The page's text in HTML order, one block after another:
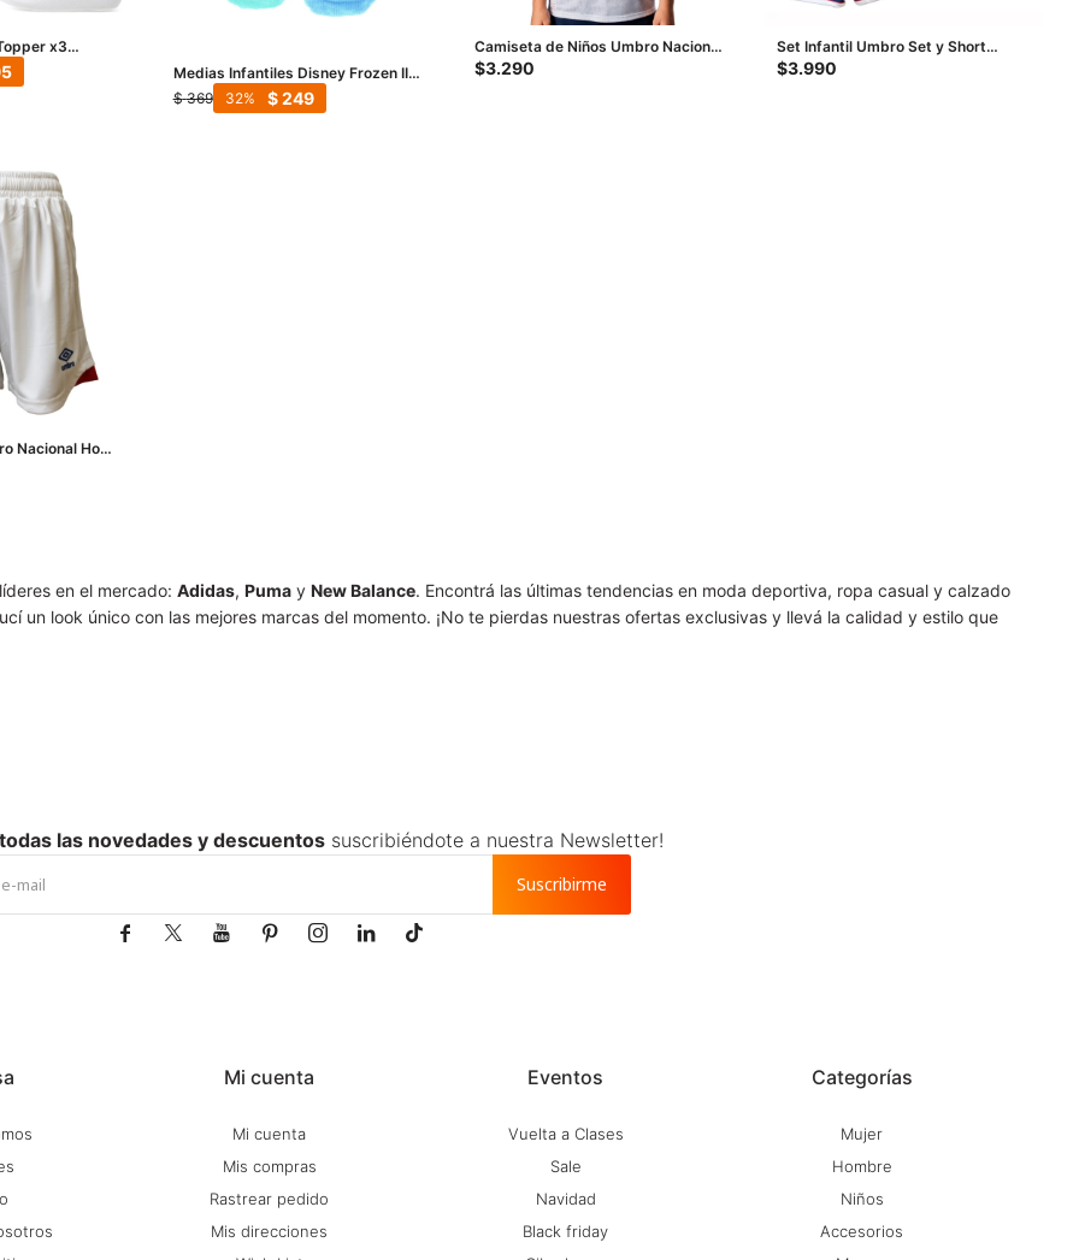
x3
- Azul - Rojo
Medias Infantiles Disney Frozen II
x2 - Blanco - Verde Agua - Celeste
$ 369 $249
32
Camiseta de Niños Umbro Nacional
Home 2026 Junior - Blanco
$3.290
Set Infantil Umbro Set y Short
Junior - Blanco - Azul - Rojo
$3.990
Nacional Home
en el mercado: Adidas, Puma y New Balance. Encontrá las últimas tendencias en moda deportiva, ropa casual y calzado
un look único con las mejores marcas del momento. ¡No te pierdas nuestras ofertas exclusivas y llevá la calidad y estilo que
Mi cuenta
Mi cuenta
Mis compras
Rastrear pedido
Mis direcciones
Eventos
Vuelta a Clases
Sale
Navidad
Black friday
Categorías
Mujer
Hombre
Niños
Accesorios
las novedades y descuentossuscribiéndote a nuestra Newsletter!
Suscribirme
      